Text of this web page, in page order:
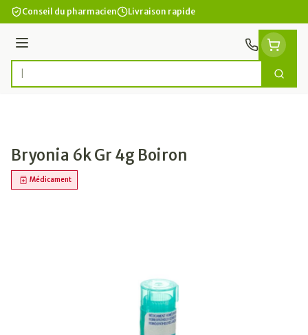
Aller au contenu
Conseil du pharmacien Livraison rapide
Menu
Rechercher
Bryonia 6k Gr 4g Boiron
Médicament